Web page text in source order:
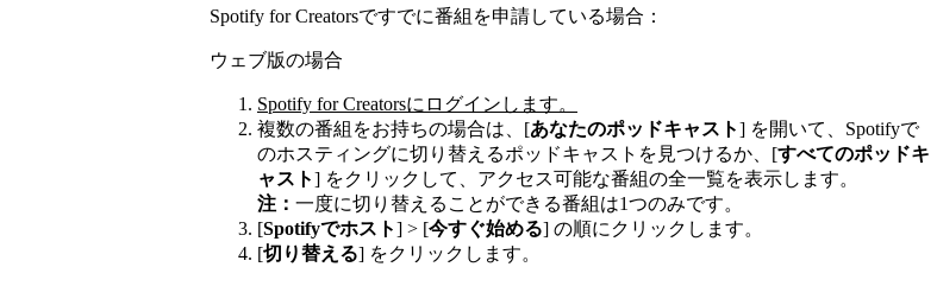
Spotify for Creatorsですでに番組を申請している場合：
ウェブ版の場合
Spotify for Creatorsにログインします。
複数の番組をお持ちの場合は、[あなたのポッドキャスト] を開いて、Spotifyで
のホスティングに切り替えるポッドキャストを見つけるか、[すべてのポッドキ
ャスト] をクリックして、アクセス可能な番組の全一覧を表示します。
注： 一度に切り替えることができる番組は1つのみです。
[Spotifyでホスト] > [今すぐ始める] の順にクリックします。
[切り替える] をクリックします。